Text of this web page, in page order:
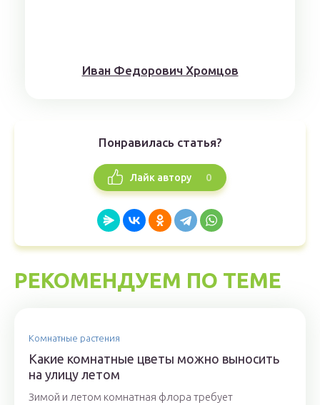
Иван Федорович Хромцов
Понравилась статья?
Лайк автору 0
РЕКОМЕНДУЕМ ПО ТЕМЕ
Комнатные растения
Какие комнатные цветы можно выносить
на улицу летом
Зимой и летом комнатная флора требует